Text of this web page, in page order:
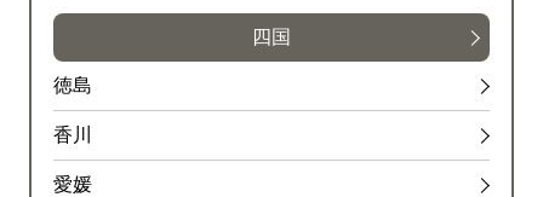
四国
徳島
香川
愛媛